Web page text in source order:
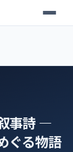
事詩 ―
ぐる物語